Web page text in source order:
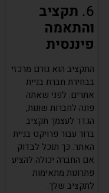
6. תקציב
והתאמה
פיננסית
התקציב הוא גורם מרכזי
בבחירת חברת בניית
אתרים. לפני שאתה
פונה לחברות שונות,
הגדר לעצמך תקציב
ברור עבור פרויקט בניית
האתר. כך תוכל לבדוק
אם החברה יכולה להציע
פתרונות מתאימות
לתקציב שלך.